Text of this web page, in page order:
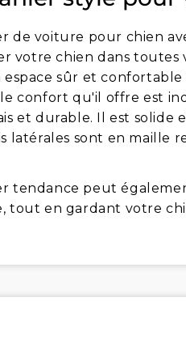
de voiture pour chien
votre chien dans
sûr et
confort qu'il offre est
et durable. Il est solide
latérales sont en
tendance peut
tout en gardant votre